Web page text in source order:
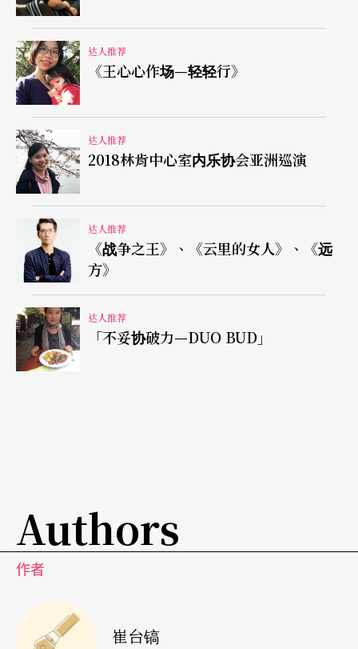
达人推荐
《王心心作场—轻轻行》
达人推荐
2018林肯中心室内乐协会亚洲巡演
达人推荐
《战争之王》、《云里的女人》、《远
方》
达人推荐
「不妥协破力—DUO BUD」
Authors
作者
崔台镐